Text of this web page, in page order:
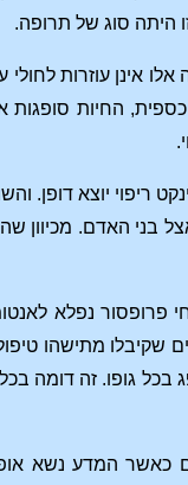
היתה סוג של תרופה.
אינן עוזרות לחולי
החיות סופגות
ריפוי יוצא דופן.
בני האדם. מכיוון
נפלא
שקיבלו מתישהו
גופו. זה דומה בכל
כאשר המדע נשא